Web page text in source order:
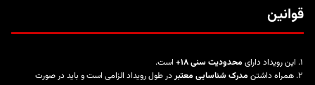
قوانین
۱. این رویداد دارای محدودیت سنی ۱۸+
است.
۲. همراه داشتن
مدرک شناسایی معتبر در طول رویداد الزامی است و باید در صورت